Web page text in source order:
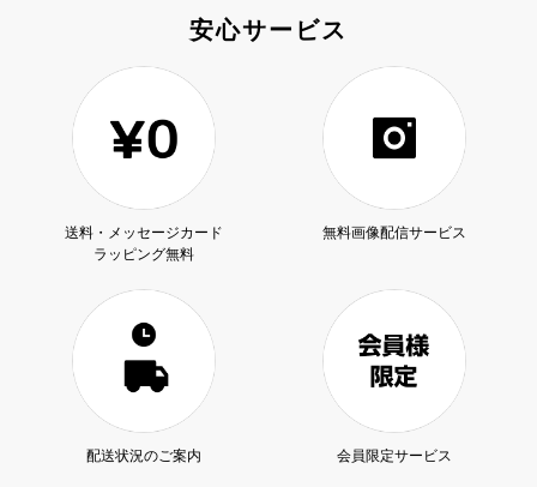
安心サービス
送料・メッセージカード
ラッピング無料
無料画像配信サービス
配送状況のご案内 会員限定サービス